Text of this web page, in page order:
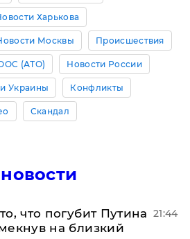
Харькова
Москвы Происшествия
(АТО) Новости России
Украины Конфликты
Скандал
что погубит Путина
на близкий
21:44